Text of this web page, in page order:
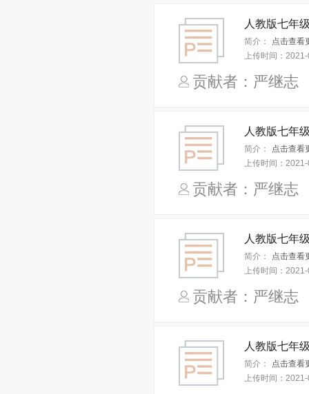
简介：
点击查看
上传时间：
贡献者：严继
简介：
点击查看
上传时间：
贡献者：严继
人教版七年
简介：
点击查看
上传时间：
贡献者：严继
简介：
点击查看
上传时间：